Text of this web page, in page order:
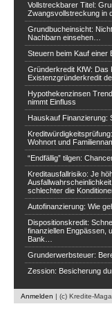
Vollstreckbarer Titel:
Zwangsvollstreckung in
Grundbucheinsicht:
Nachbarn einsehen…
Steuern beim Kauf einer
Gründerkredit KfW: Das
Existenzgründerkredit
Hypothekenzinsen
nimmt Einfluss
Hauskauf Finanzierung:
Wohnort und
“Endfällig” tilgen:
Kreditausfallrisiko: Je
schlechter die
Autofinanzierung: Wie
Dispositionskredit:
finanziellen Engpässen,
Bank…
Grunderwerbsteuer:
Zession: Besicherung
Anmelden | (c) Kredite-